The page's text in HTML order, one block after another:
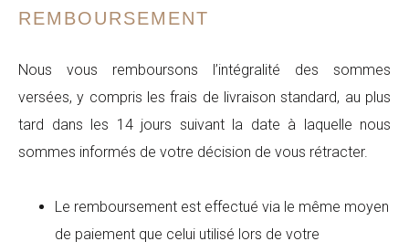
REMBOURSEMENT
Nous vous remboursons l’intégralité des sommes
versées, y compris les frais de livraison standard, au plus
tard dans les 14 jours suivant la date à laquelle nous
sommes informés de votre décision de vous rétracter.
Le remboursement est effectué via le même moyen
de paiement que celui utilisé lors de votre